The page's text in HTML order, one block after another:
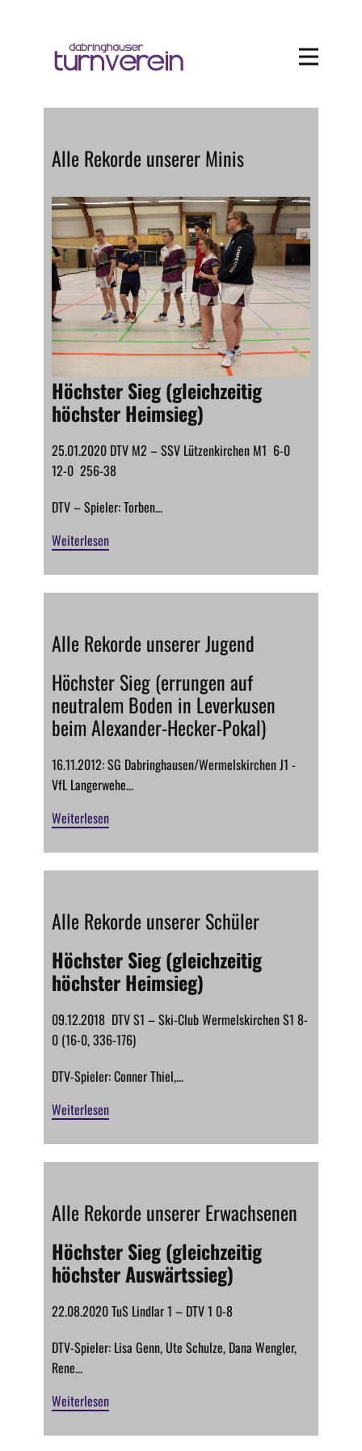
Alle Rekorde unserer Minis
Höchster Sieg (gleichzeitig
höchster Heimsieg)
25.01.2020 DTV M2 – SSV Lützenkirchen M1 6-0
12-0 256-38
DTV – Spieler: Torben...
Weiterlesen
Alle Rekorde unserer Jugend
Höchster Sieg (errungen auf
neutralem Boden in Leverkusen
beim Alexander-Hecker-Pokal)
16.11.2012: SG Dabringhausen/Wermelskirchen J1 -
VfL Langerwehe...
Weiterlesen
Alle Rekorde unserer Schüler
Höchster Sieg (gleichzeitig
höchster Heimsieg)
09.12.2018 DTV S1 – Ski-Club Wermelskirchen S1 8-
0 (16-0, 336-176)
DTV-Spieler: Conner Thiel,...
Weiterlesen
Alle Rekorde unserer Erwachsenen
Höchster Sieg (gleichzeitig
höchster Auswärtssieg)
22.08.2020 TuS Lindlar 1 – DTV 1 0-8
DTV-Spieler: Lisa Genn, Ute Schulze, Dana Wengler,
Rene...
Weiterlesen